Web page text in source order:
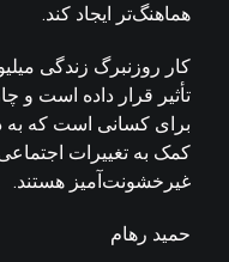
هماهنگ‌تر ایجاد کند.
کار روزنبرگ زندگی
برای کسانی است که به
کمک به تغییرات
غیرخشونت‌آمیز هستند.
حمید رهام